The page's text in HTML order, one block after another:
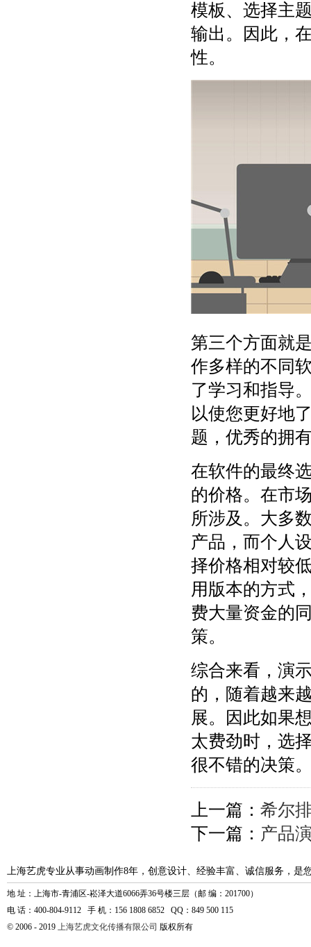
模板、选择主
输出。因此，
性。
第三个方面就
作多样的不同
了学习和指导
以使您更好地
题，优秀的拥
在软件的最终
的价格。在市
所涉及。大多
产品，而个人
择价格相对较
用版本的方式
费大量资金的
策。
综合来看，演
的，随着越来
展。因此如果
太费劲时，选
很不错的决策
上一篇： 希尔
下一篇： 产品
上海艺虎专业从事动画制作8年，创意设计、经验丰富、诚信服务，是
地 址：上海市-青浦区-崧泽大道6066弄36号楼三层（邮 编：201700）
电 话：400-804-9112 手 机：156 1808 6852 QQ：849 500 115
© 2006 - 2019 上海艺虎文化传播有限公司 版权所有